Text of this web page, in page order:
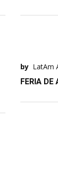
by LatAm
FERIA DE